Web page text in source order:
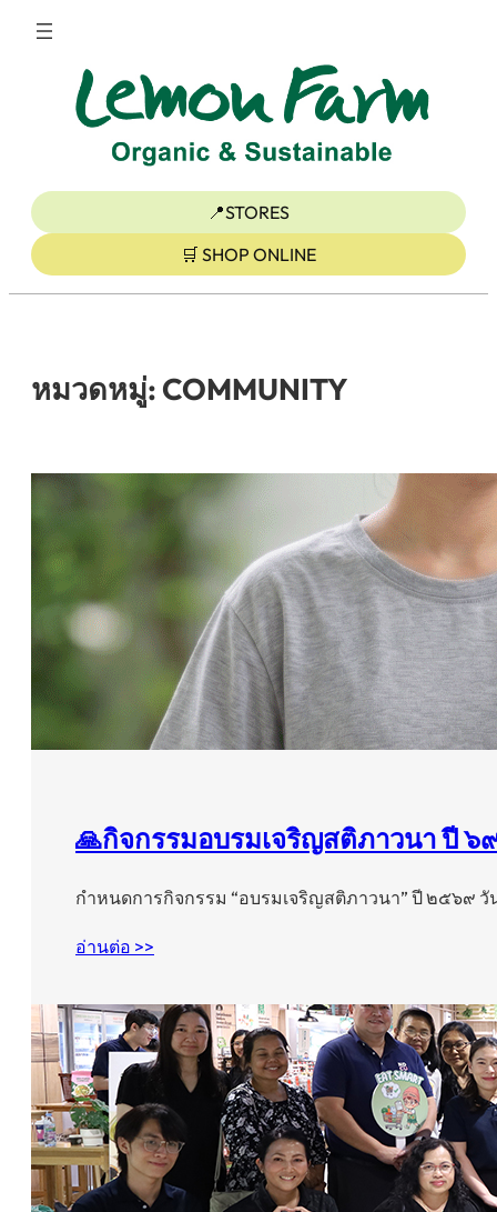
ข้าม
📍STORES
🛒 SHOP ONLINE
หมวดหมู่:COMMUNITY
🙏กิจกรรมอบรมเจริญสติภาวนา ปี ๖
กำหนดการกิจกรรม “อบรมเจริญสติภาวนา” ปี ๒๕๖๙ วั
อ่านต่อ >>